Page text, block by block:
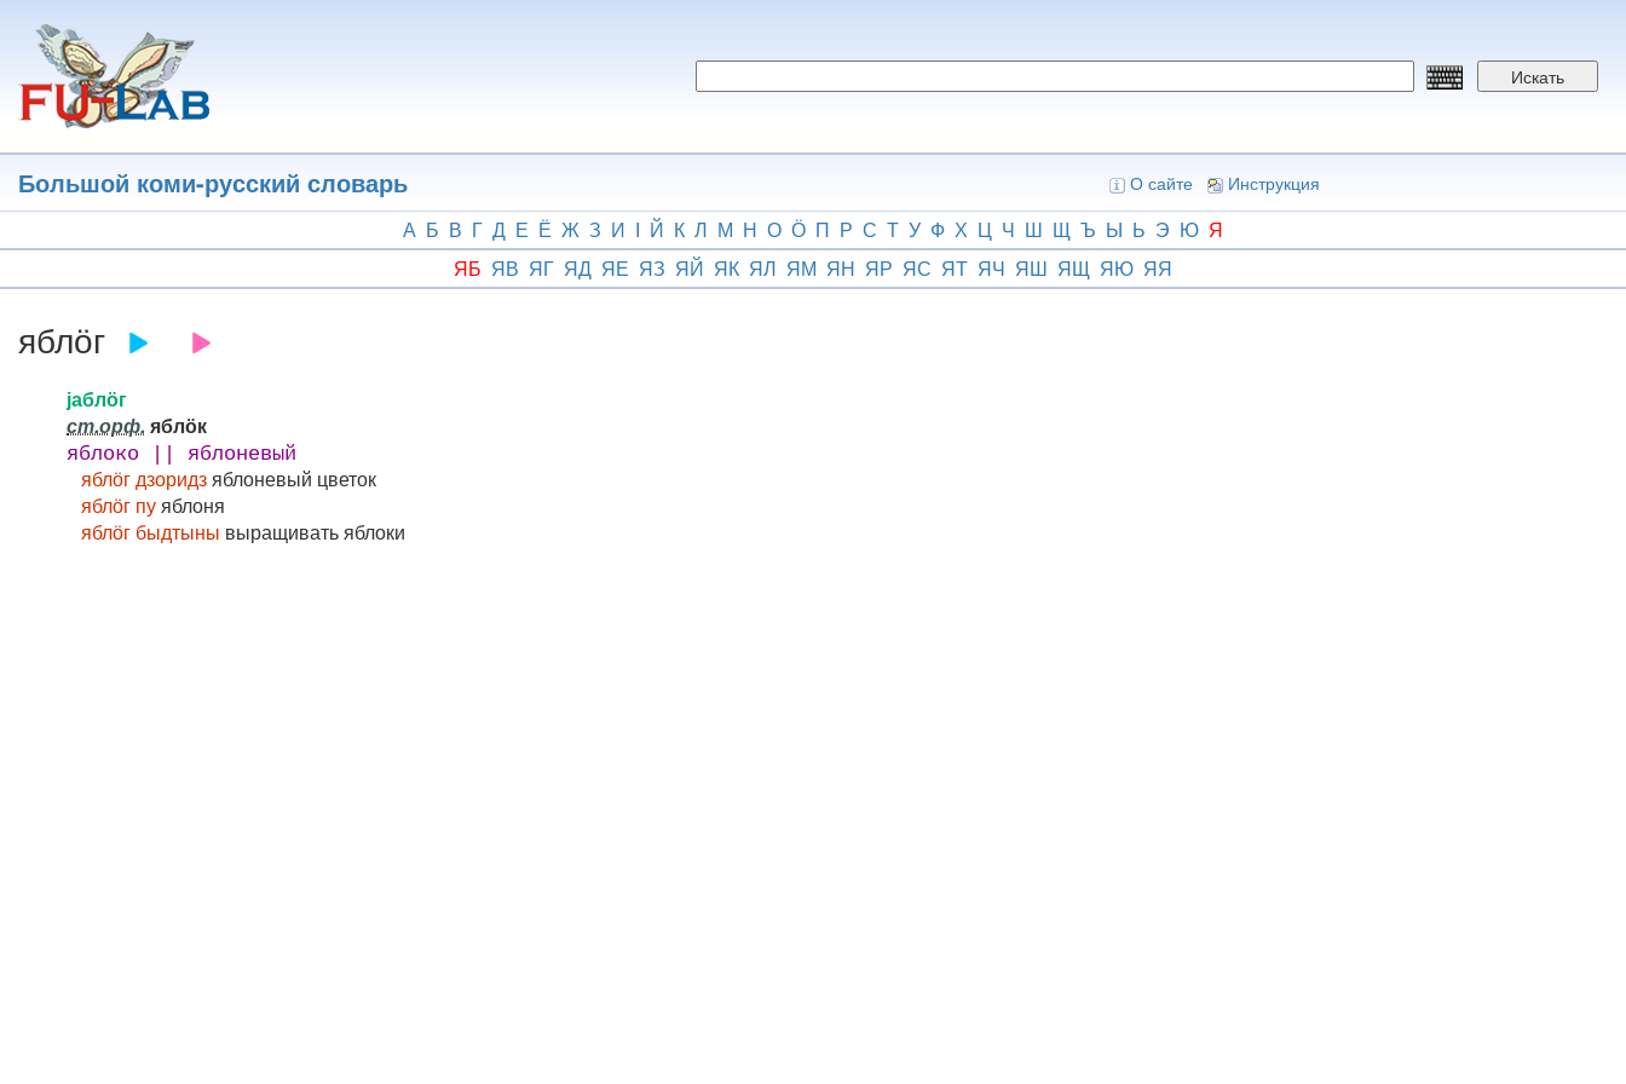
основному
содержанию
Искать
Большой коми-русский словарь О сайте Инструкция
А Б В Г Д Е Ё Ж З И І Й К Л М Н О Ӧ П Р С Т У Ф Х Ц Ч Ш Щ Ъ Ы Ь Э Ю Я
ЯБ ЯВ ЯГ ЯД ЯЕ ЯЗ ЯЙ ЯК ЯЛ ЯМ ЯН ЯР ЯС ЯТ ЯЧ ЯШ ЯЩ ЯЮ ЯЯ
яблӧг
јаблӧг
ст.орф. яблӧк
яблоко || яблоневый
яблӧг дзоридзяблоневый цветок
яблӧг пуяблоня
яблӧг быдтыны выращивать яблоки